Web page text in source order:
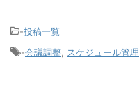
-投稿一覧
-会議調整 スケジュール管理